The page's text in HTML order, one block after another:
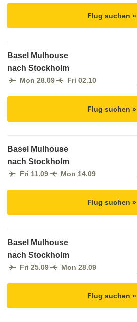
Flug suchen »
Basel Mulhouse
nach Stockholm
Mon 28.09 Fri 02.10
Flug suchen »
Basel Mulhouse
nach Stockholm
Fri 11.09 Mon 14.09
Flug suchen »
Basel Mulhouse
nach Stockholm
Fri 25.09 Mon 28.09
Flug suchen »